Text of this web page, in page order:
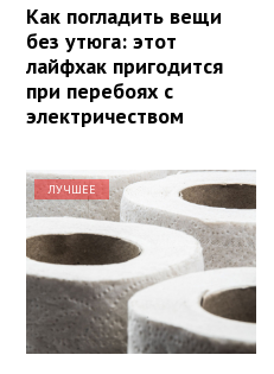
Как погладить вещи
без утюга: этот
лайфхак пригодится
при перебоях с
электричеством
ЛУЧШЕЕ